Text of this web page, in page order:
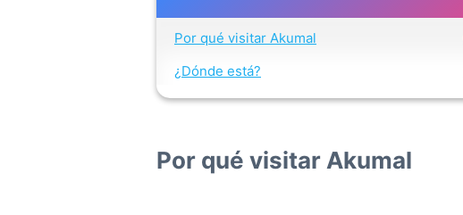
Por qué visitar Akumal
¿Dónde está?
Por qué visitar Akumal